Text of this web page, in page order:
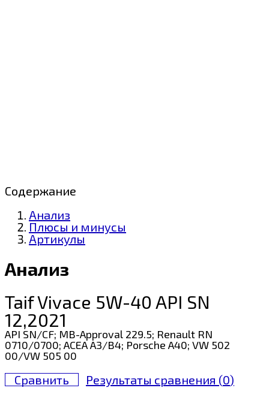
Содержание
Анализ
Плюсы и минусы
Артикулы
Анализ
Taif Vivace 5W-40 API SN
12,2021
API SN/CF; MB-Approval 229.5; Renault RN
0710/0700; ACEA A3/B4; Porsche A40; VW 502
00/VW 505 00
Сравнить Результаты сравнения (0)